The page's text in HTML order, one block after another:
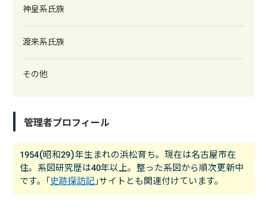
神皇系氏族
渡来系氏族
その他
管理者プロフィール
1954(昭和29)年生まれの浜松育ち。現在は名古屋市在
住。系図研究歴は40年以上。整った系図から順次更新中
です。｢史跡探訪記 ｣サイトとも関連付けています。